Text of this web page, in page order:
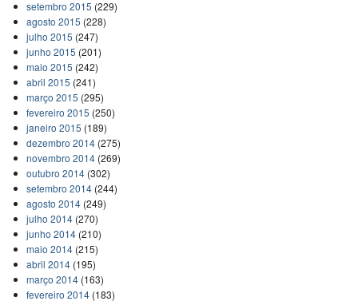
setembro 2015 (229)
agosto 2015 (228)
julho 2015 (247)
junho 2015 (201)
maio 2015 (242)
abril 2015 (241)
março 2015 (295)
fevereiro 2015 (250)
janeiro 2015 (189)
dezembro 2014(275)
novembro 2014(269)
outubro 2014(302)
setembro 2014(244)
agosto 2014(249)
julho 2014(270)
junho 2014(210)
maio 2014(215)
abril 2014(195)
março 2014(163)
fevereiro 2014(183)